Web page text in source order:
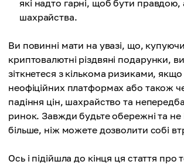
які надто гарні, щоб бути
шахрайства.
Ви повинні мати на увазі, що, купуючи
криптовалютні різдвяні подарунки,
зіткнетеся з кількома ризиками,
неофіційних платформах або також
падіння цін, шахрайство та
ринок. Завжди будьте обережні та не
більше, ніж можете дозволити собі
Ось і підійшла до кінця ця стаття про